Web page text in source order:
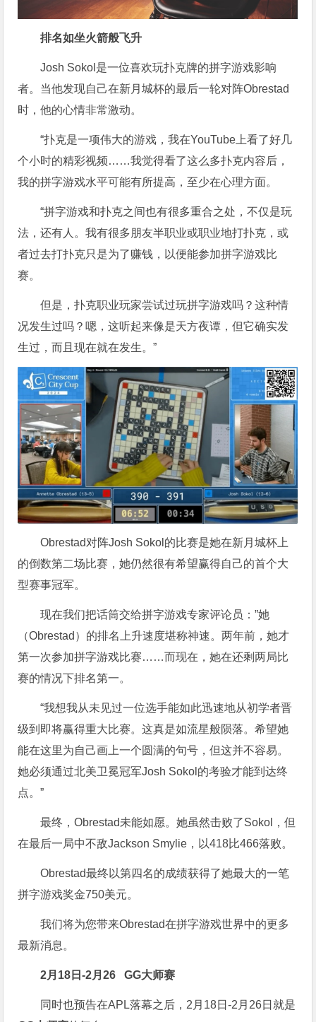
排名如坐火箭般飞升
Josh Sokol是一位喜欢玩扑克牌的拼字游戏影响
者。当他发现自己在新月城杯的最后一轮对阵Obrestad
时，他的心情非常激动。
“扑克是一项伟大的游戏，我在YouTube上看了好几
个小时的精彩视频……我觉得看了这么多扑克内容后，
我的拼字游戏水平可能有所提高，至少在心理方面。
“拼字游戏和扑克之间也有很多重合之处，不仅是玩
法，还有人。我有很多朋友半职业或职业地打扑克，或
者过去打扑克只是为了赚钱，以便能参加拼字游戏比
赛。
但是，扑克职业玩家尝试过玩拼字游戏吗？这种情
况发生过吗？嗯，这听起来像是天方夜谭，但它确实发
生过，而且现在就在发生。”
Obrestad对阵Josh Sokol的比赛是她在新月城杯上
的倒数第二场比赛，她仍然很有希望赢得自己的首个大
型赛事冠军。
现在我们把话筒交给拼字游戏专家评论员：”她
（Obrestad）的排名上升速度堪称神速。两年前，她才
第一次参加拼字游戏比赛……而现在，她在还剩两局比
赛的情况下排名第一。
“我想我从未见过一位选手能如此迅速地从初学者晋
级到即将赢得重大比赛。这真是如流星般陨落。希望她
能在这里为自己画上一个圆满的句号，但这并不容易。
她必须通过北美卫冕冠军Josh Sokol的考验才能到达终
点。”
最终，Obrestad未能如愿。她虽然击败了Sokol，但
在最后一局中不敌Jackson Smylie，以418比466落败。
Obrestad最终以第四名的成绩获得了她最大的一笔
拼字游戏奖金750美元。
我们将为您带来Obrestad在拼字游戏世界中的更多
最新消息。
2月18日-2月26GG大师赛
同时也预告在APL落幕之后，2月18日-2月26日就是